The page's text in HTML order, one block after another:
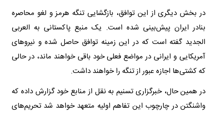
در بخش دیگری از این توافق، بازگشایی تنگه هرمز و لغو محاصره
بنادر ایران پیش‌بینی شده است. یک منبع پاکستانی به العربی
الجدید گفته است که در این زمینه توافق حاصل شده و نیروهای
آمریکایی و ایرانی در مواضع فعلی خود باقی خواهند ماند، در حالی
که کشتی‌ها اجازه عبور از تنگه را خواهند داشت.
در همین حال، خبرگزاری تسنیم به نقل از منابع خود گزارش داده که
واشنگتن در چارچوب این تفاهم اولیه متعهد خواهد شد تحریم‌های